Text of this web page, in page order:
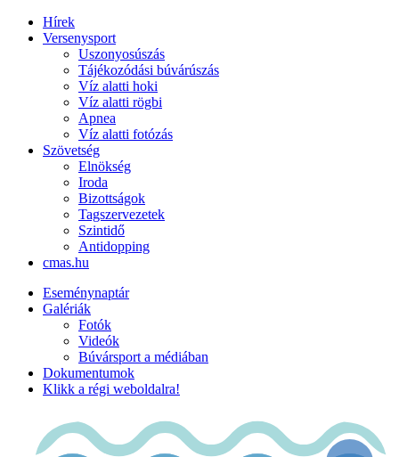
Hírek
Versenysport
Uszonyosúszás
Tájékozódási búvárúszás
Víz alatti hoki
Víz alatti rögbi
Apnea
Víz alatti fotózás
Szövetség
Elnökség
Iroda
Bizottságok
Tagszervezetek
Szintidő
Antidopping
cmas.hu
Eseménynaptár
Galériák
Fotók
Videók
Búvársport a médiában
Dokumentumok
Klikk a régi weboldalra!